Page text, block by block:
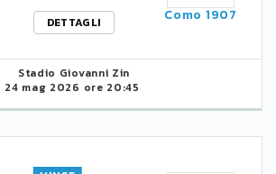
DETTAGLI
Como 1907
Stadio Giovanni Zin
24 mag 2026 ore 20:45